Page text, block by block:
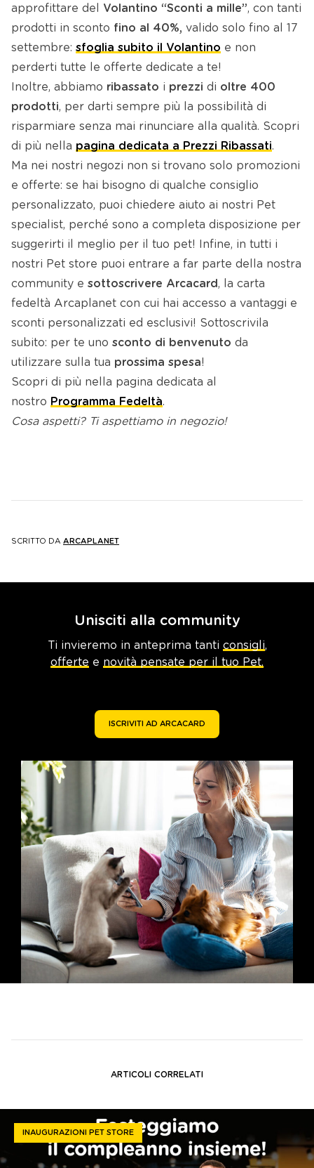
approfittare del Volantino “Sconti a mille”, con tanti
prodotti in sconto fino al 40%, valido solo fino al 17
settembre: sfoglia subito il Volantino e non
perderti tutte le offerte dedicate a te!
Inoltre, abbiamo ribassato i prezzi di oltre 400
prodotti, per darti sempre più la possibilità di
risparmiare senza mai rinunciare alla qualità. Scopri
di più nella pagina dedicata a Prezzi Ribassati.
Ma nei nostri negozi non si trovano solo promozioni
e offerte: se hai bisogno di qualche consiglio
personalizzato, puoi chiedere aiuto ai nostri Pet
specialist, perché sono a completa disposizione per
suggerirti il meglio per il tuo pet! Infine, in tutti i
nostri Pet store puoi entrare a far parte della nostra
community e sottoscrivere Arcacard , la carta
fedeltà Arcaplanet con cui hai accesso a vantaggi e
sconti personalizzati ed esclusivi! Sottoscrivila
subito: per te uno sconto di benvenuto da
utilizzare sulla tua prossima spesa!
Scopri di più nella pagina dedicata al
nostro Programma Fedeltà.
Cosa aspetti? Ti aspettiamo in negozio!
SCRITTO DA ARCAPLANET
Unisciti alla community
Ti invieremo in anteprima tanti consigli,
offerte e novità pensate per il tuo Pet.
ISCRIVITI AD ARCACARD
ARTICOLI CORRELATI
INAUGURAZIONI PET STORE